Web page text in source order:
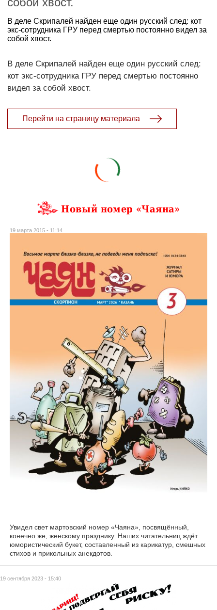
В деле Скрипалей найден еще один русский след: кот
экс-сотрудника ГРУ перед смертью постоянно видел за
собой хвост.
В деле Скрипалей найден еще один русский след:
кот экс-сотрудника ГРУ перед смертью постоянно
видел за собой хвост.
Перейти на страницу материала
19 сентября 2023 - 15:40
Новый номер «Чаяна»
19 марта 2015 - 11:14
Увидел свет мартовский номер «Чаяна», посвящённый,
конечно же, женскому празднику. Наших читательниц ждёт
юмористический букет, составленный из карикатур, смешных
стихов и прикольных анекдотов.